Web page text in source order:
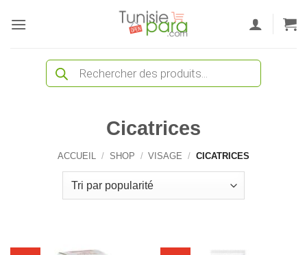
Recherche
produits
Cicatrices
ACCUEIL / SHOP / VISAGE / CICATRICES